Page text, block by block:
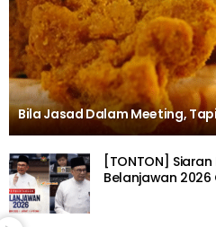
Bila Jasad Dalam Meeting,
[TONTON]
Belanjawan 2026